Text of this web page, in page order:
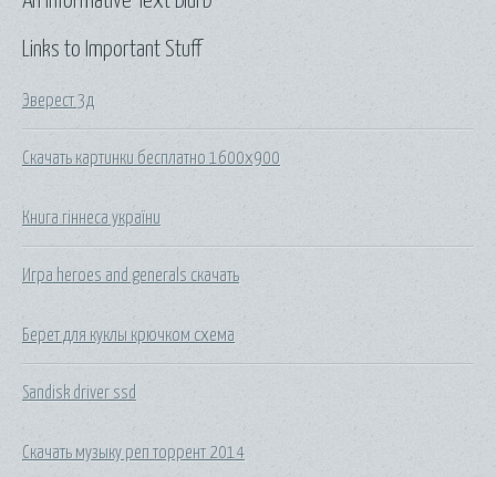
Links to Important Stuff
Эверест 3д
Скачать картинки бесплатно 1600x900
Книга гіннеса україни
Игра heroes and generals скачать
Берет для куклы крючком схема
Sandisk driver ssd
Скачать музыку реп торрент 2014